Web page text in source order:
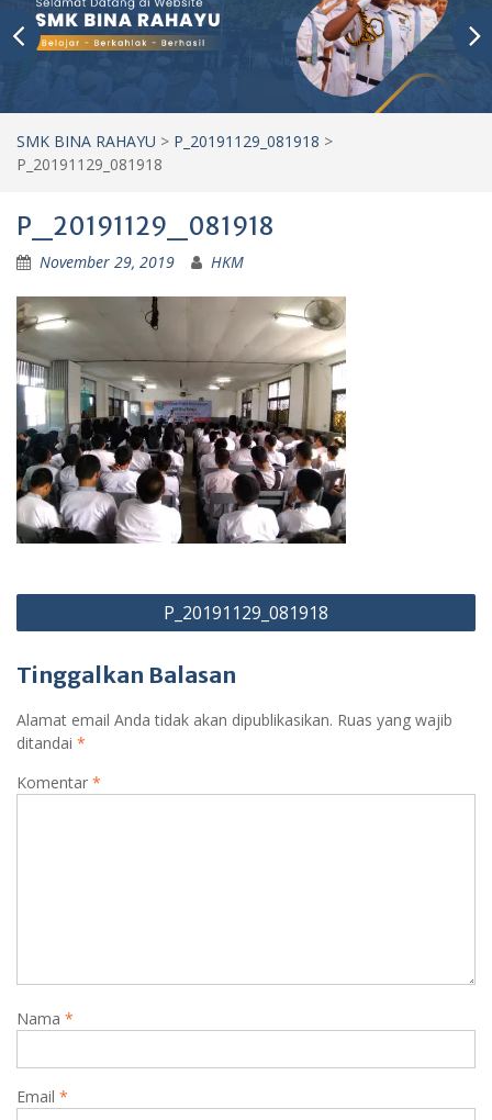
SMK BINA RAHAYU > P_20191129_081918 >
P_20191129_081918
P_20191129_081918
November 29, 2019 HKM
Navigasi
pos
P_20191129_081918
Tinggalkan Balasan
Alamat email Anda tidak akan dipublikasikan. Ruas yang wajib
ditandai *
Komentar *
Nama *
Email *